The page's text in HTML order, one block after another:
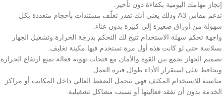
إنجاز مهامك اليومية بكفاءة دون تأخير.
تدعم مقاس A3 وذلك يعني أنك تقدر تغلّف مستندات بأحجام متعددة بكل
سهولة من أوراق صغيرة إلى كبيرة بدون عناء.
واجهة تحكم سهلة الاستخدام تتيح لك التحكم بدرجة الحرارة وتشغيل الجهاز
بسلاسة حتى لو كانت هذه أول مرة تستخدم فيها مكينة تغليف.
تصميم الجهاز يجمع بين القوة والأمان مع فتحات تهوية فعالة تمنع ارتفاع الحرارة
وتحافظ على استقرار الأداء طوال فترة العمل.
مناسبة للاستخدام المكثف فهي تتحمل الضغط العالي داخل المكاتب أو مراكز
الخدمة بدون أن تفقد فعاليتها أو تسبب مشاكل تشغيلية.